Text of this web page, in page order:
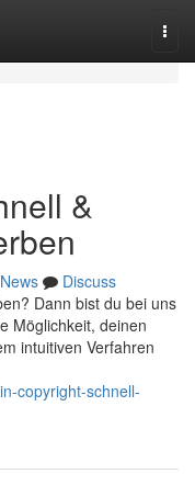
&
News
Discuss
Dann bist du bei uns
Möglichkeit, deinen
intuitiven Verfahren
copyright-schnell-